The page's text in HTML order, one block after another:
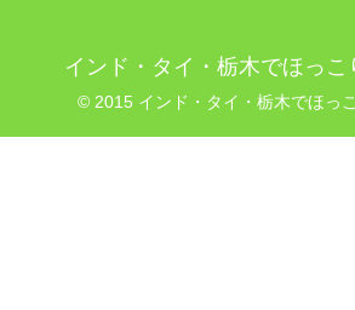
インド・タイ・栃木でほっこ
© 2015 インド・タイ・栃木でほっ